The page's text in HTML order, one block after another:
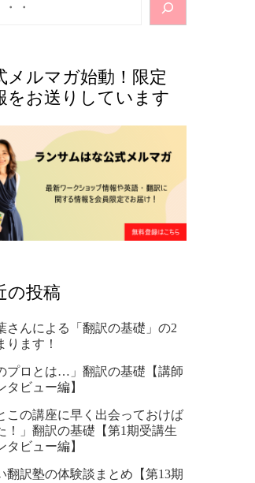
メルマガ始動！限定
をお送りしています
の投稿
さんによる「翻訳の基礎」の2
ります！
プロとは…」翻訳の基礎【講師
タビュー編】
この講座に早く出会っておけば
！」翻訳の基礎【第1期受講生
タビュー編】
翻訳塾の体験談まとめ【第13期